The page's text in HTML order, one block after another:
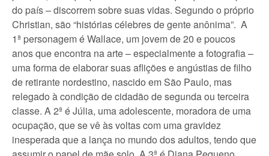
do país – discorrem sobre suas vidas. Segundo o próprio
Christian, são “histórias célebres de gente anônima”. A
1ª personagem é Wallace, um jovem de 20 e poucos
anos que encontra na arte – especialmente a fotografia –
uma forma de elaborar suas aflições e angústias de filho
de retirante nordestino, nascido em São Paulo, mas
relegado à condição de cidadão de segunda ou terceira
classe. A 2ª é Júlia, uma adolescente, moradora de uma
ocupação, que se vê às voltas com uma gravidez
inesperada que a lança no mundo dos adultos, tendo que